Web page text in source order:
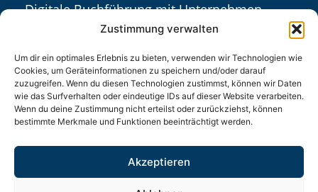
Zustimmung verwalten
Um dir ein optimales Erlebnis zu bieten, verwenden wir Technologien wie
Cookies, um Geräteinformationen zu speichern und/oder darauf
zuzugreifen. Wenn du diesen Technologien zustimmst, können wir Daten
wie das Surfverhalten oder eindeutige IDs auf dieser Website verarbeiten.
Wenn du deine Zustimmung nicht erteilst oder zurückziehst, können
bestimmte Merkmale und Funktionen beeinträchtigt werden.
Akzeptieren
Digitale Buchführung mit Unternehmen
Online in Essen
Steuerberaterin in Essen
Einnahmen-Überschuss-Rechnung in Essen
Unternehmensberatung Essen
Existenzgründung in Essen